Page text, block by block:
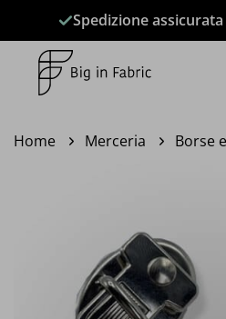
contenuti
Spedizione
Home Merceria Borse